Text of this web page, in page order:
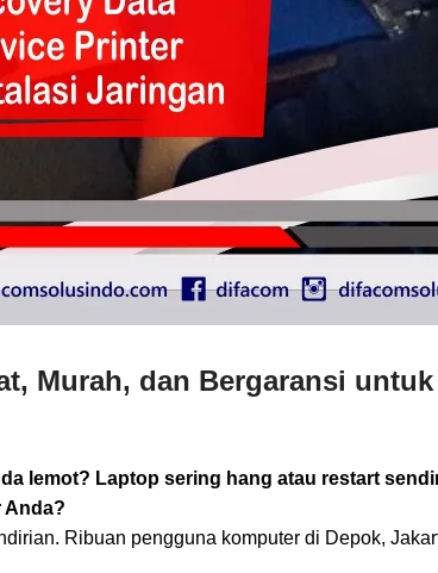
Murah, dan Bergaransi
lemot? Laptop sering hang atau restart
Anda?
Ribuan pengguna komputer di Depok,